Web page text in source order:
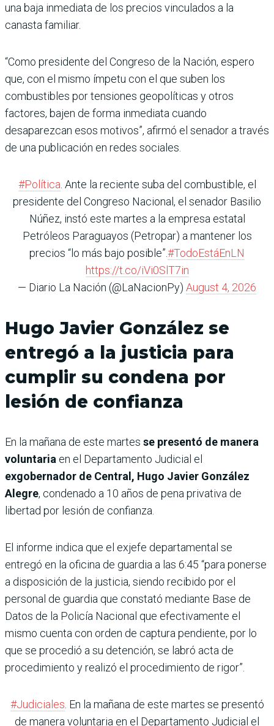
una baja inmediata de los precios vinculados a la
canasta familiar.
“Como presidente del Congreso de la Nación, espero
que, con el mismo ímpetu con el que suben los
combustibles por tensiones geopolíticas y otros
factores, bajen de forma inmediata cuando
desaparezcan esos motivos”, afirmó el senador a través
de una publicación en redes sociales.
#Política . Ante la reciente suba del combustible, el
presidente del Congreso Nacional, el senador Basilio
Núñez, instó este martes a la empresa estatal
Petróleos Paraguayos (Petropar) a mantener los
precios “lo más bajo posible”.#TodoEstáEnLN
https://t.co/iVi0SlT7in
— Diario La Nación (@LaNacionPy) August 4, 2026
Hugo Javier González se
entregó a la justicia para
cumplir su condena por
lesión de confianza
En la mañana de este martes se presentó de manera
voluntaria en el Departamento Judicial el
exgobernador de Central, Hugo Javier González
Alegre, condenado a 10 años de pena privativa de
libertad por lesión de confianza.
El informe indica que el exjefe departamental se
entregó en la oficina de guardia a las 6:45 “para ponerse
a disposición de la justicia, siendo recibido por el
personal de guardia que constató mediante Base de
Datos de la Policía Nacional que efectivamente el
mismo cuenta con orden de captura pendiente, por lo
que se procedió a su detención, se labró acta de
procedimiento y realizó el procedimiento de rigor”.
#Judiciales . En la mañana de este martes se presentó
de manera voluntaria en el Departamento Judicial el